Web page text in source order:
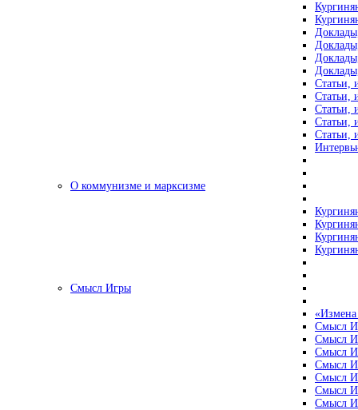
Статьи,
Статьи,
Статьи,
Статьи,
Статьи,
О коммунизме и марксизме
Смысл Игры
«Измена
Смысл
Смысл
Смысл
Смысл
Смысл
Смысл
Смысл